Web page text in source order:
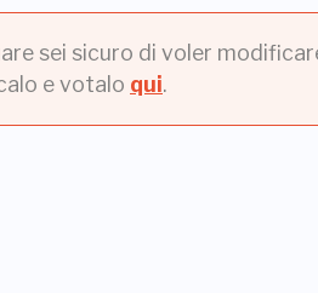
sei sicuro di voler
e votalo qui.